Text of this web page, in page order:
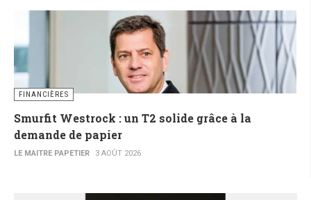
FINANCIÈRES
Smurfit Westrock : un T2 solide grâce à la
demande de papier
LE MAITRE PAPETIER 3 AOÛT 2026